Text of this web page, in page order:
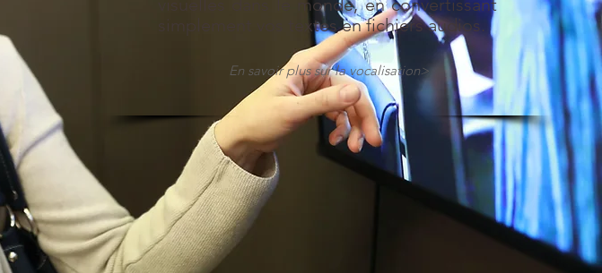
visuelles dans le monde, en convertissant
simplement vos textes en fichiers audios.
En savoir plus sur la vocalisation>